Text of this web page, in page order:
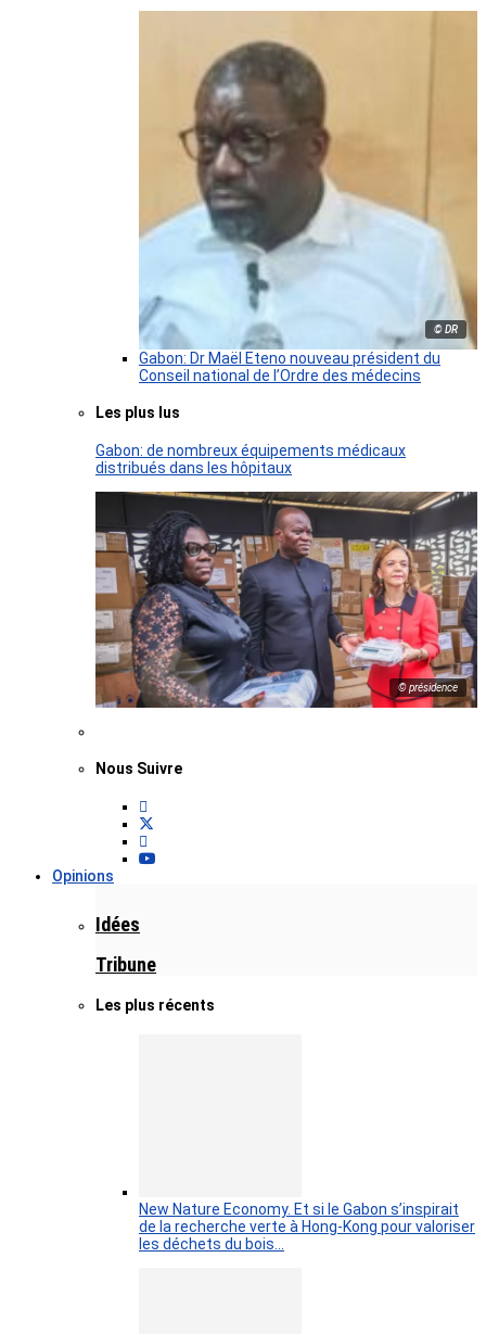
© DR
Gabon: Dr Maël Eteno nouveau président du
Conseil national de l’Ordre des médecins
Les plus lus
Gabon: de nombreux équipements médicaux
distribués dans les hôpitaux
© présidence
Nous Suivre
Opinions
Idées
Tribune
Les plus récents
New Nature Economy. Et si le Gabon s’inspirait
de la recherche verte à Hong-Kong pour valoriser
les déchets du bois…